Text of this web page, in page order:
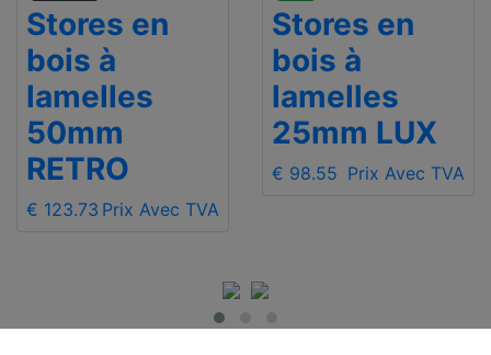
Stores en
bois à
lamelles
50mm
RETRO
€ 123.73 Prix Avec TVA
Stores en
bois à
lamelles
25mm LUX
€ 98.55 Prix Avec TVA